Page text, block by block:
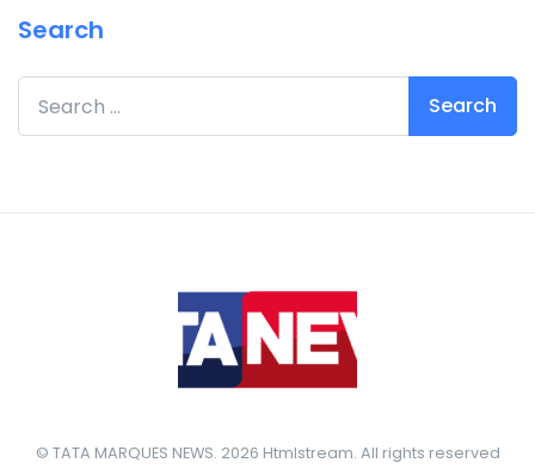
Search
Search for:
© TATA MARQUES NEWS. 2026 Htmlstream. All rights reserved